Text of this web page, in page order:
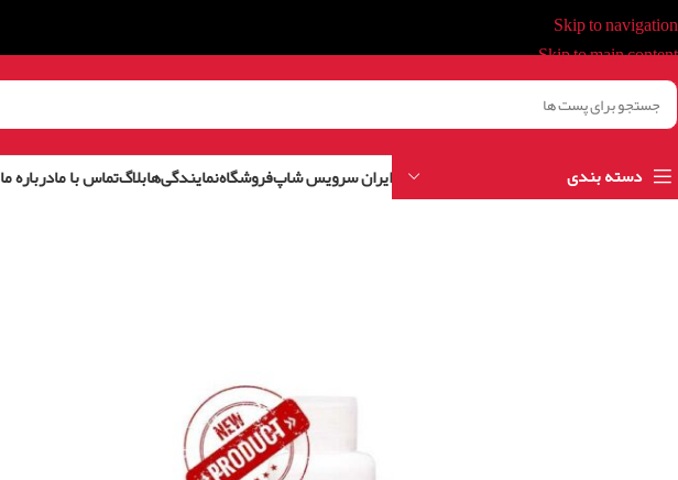
Skip to navigation
Skip to main content
دسته بندی ایران سرویس شاپفروشگاهنمایندگی‌هابلاگتماس با مادرباره ما